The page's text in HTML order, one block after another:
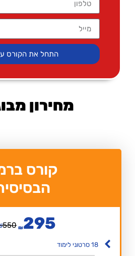
התחל את הקורס
מחירון
קורס
550 ₪295
18 סרטוני לימוד